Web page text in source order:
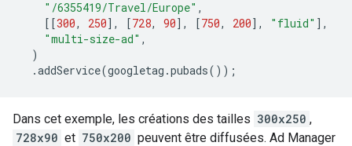
"/6355419/Travel/Europe" ,
[[300, 250], [728, 90], [750, 200], "fluid" ],
"multi-size-ad" ,
)
.addService(googletag .pubads());
Dans cet exemple, les créations des tailles 300x250 ,
728x90 et 750x200 peuvent être diffusées. Ad Manager